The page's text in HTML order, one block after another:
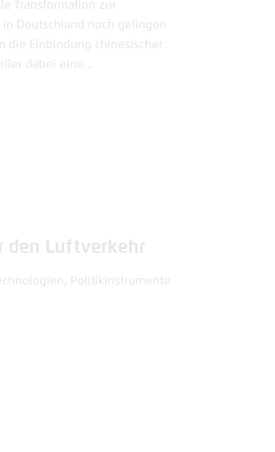
Transformation zur
Deutschland noch gelingen
die Einbindung chinesischer
dabei eine...
den Luftverkehr
Politikinstrumente